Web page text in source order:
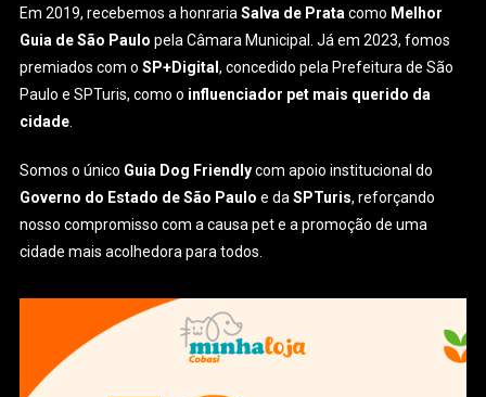
Em 2019, recebemos a honrariaSalva de Pratacomo Melhor
Guia de São Paulo pela Câmara Municipal. Já em 2023, fomos
premiados com oSP+Digital, concedido pela Prefeitura de São
Paulo e SPTuris, como o influenciador pet mais querido da
cidade.
Somos o único Guia Dog Friendlycom apoio institucional do
Governo do Estado de São Paulo e daSPTuris, reforçando
nosso compromisso com a causa pet e a promoção de uma
cidade mais acolhedora para todos.